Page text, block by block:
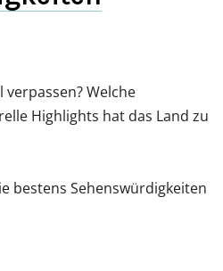
verpassen? Welche
Highlights hat das Land zu
bestens Sehenswürdigkeiten